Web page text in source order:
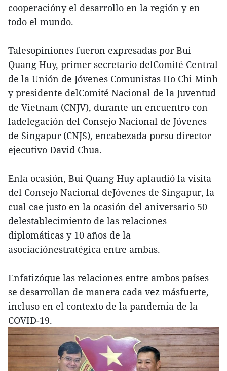
cooperacióny el desarrollo en la región y en
todo el mundo.
Talesopiniones fueron expresadas por Bui
Quang Huy, primer secretario delComité Central
de la Unión de Jóvenes Comunistas Ho Chi Minh
y presidente delComité Nacional de la Juventud
de Vietnam (CNJV), durante un encuentro con
ladelegación del Consejo Nacional de Jóvenes
de Singapur (CNJS), encabezada porsu director
ejecutivo David Chua.
Enla ocasión, Bui Quang Huy aplaudió la visita
del Consejo Nacional deJóvenes de Singapur, la
cual cae justo en la ocasión del aniversario 50
delestablecimiento de las relaciones
diplomáticas y 10 años de la
asociaciónestratégica entre ambas.
Enfatizóque las relaciones entre ambos países
se desarrollan de manera cada vez másfuerte,
incluso en el contexto de la pandemia de la
COVID-19.